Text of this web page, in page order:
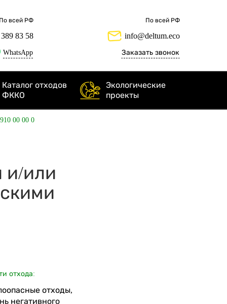
По всей РФ
83 58
WhatsApp
По всей РФ
info@deltum.eco
Заказать звонок
Каталог отходов
ФККО
Экологические
проекты
00 00 0
и/или
отхода:
отходы,
негативного